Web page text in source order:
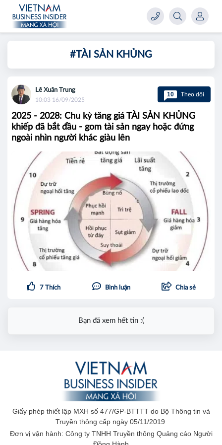
#TÀI SẢN KHỦNG
Lê Xuân Trung
10:03 16/09/2025
10 Theo dõi
2025 - 2028: Chu kỳ tăng giá TÀI SẢN KHỦNG
khiếp đã bắt đầu - gom tài sản ngay hoặc đứng
ngoài nhìn người khác giàu lên
7 Thích Bình luận Chia sẻ
Bạn đã xem hết tin :(
Giấy phép thiết lập MXH số 477/GP-BTTTT do Bộ Thông tin và
Truyền thông cấp ngày 05/11/2019
Đơn vị vận hành: Công ty TNHH Truyền thông Quảng cáo Người